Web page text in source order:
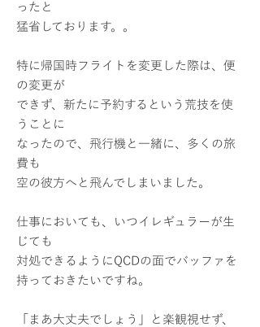
ったと
猛省しております。。
特に帰国時フライトを変更した際は、便
の変更が
できず、新たに予約するという荒技を使
うことに
なったので、飛行機と一緒に、多くの旅
費も
空の彼方へと飛んでしまいました。
仕事においても、いつイレギュラーが生
じても
対処できるようにQCDの面でバッファを
持っておきたいですね。
「まあ大丈夫でしょう」と楽観視せず、